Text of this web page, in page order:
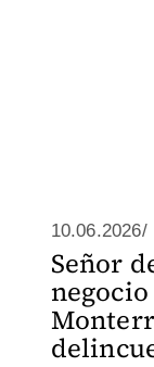
10.06.2026/
Señor